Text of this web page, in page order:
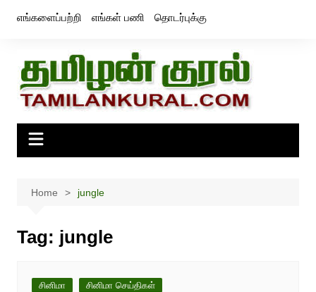
எங்களைப்பற்றி எங்கள் பணி தொடர்புக்கு
Home jungle
Tag: jungle
சினிமா சினிமா செய்திகள்